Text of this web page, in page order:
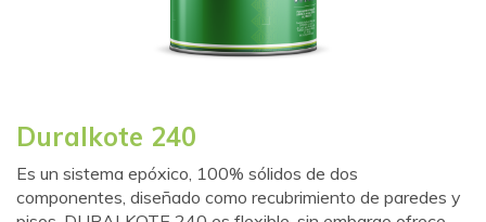
Duralkote 240
Es un sistema epóxico, 100% sólidos de dos
componentes, diseñado como recubrimiento de paredes y